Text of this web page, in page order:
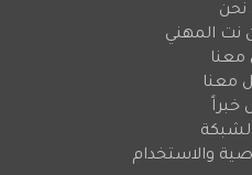
نحن
نت المهني
معنا
معنا
خبراً
والاستخدام